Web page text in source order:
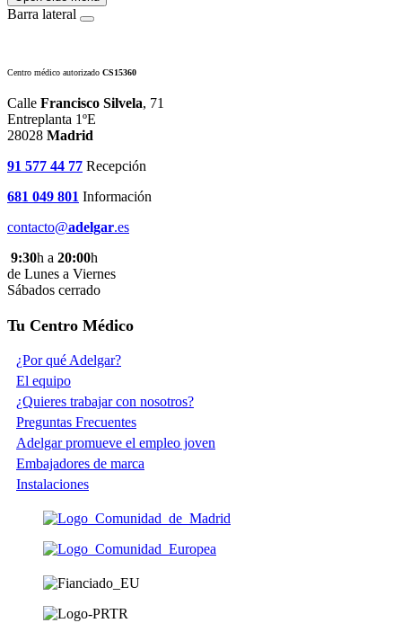
Barra lateral
Centro médico autorizado CS15360
Calle Francisco Silvela, 71
Entreplanta 1ºE
28028 Madrid
91 577 44 77 Recepción
681 049 801 Información
contacto@adelgar.es
9:30h a 20:00h
de Lunes a Viernes
Sábados cerrado
Tu Centro Médico
¿Por qué Adelgar?
El equipo
¿Quieres trabajar con nosotros?
Preguntas Frecuentes
Adelgar promueve el empleo joven
Embajadores de marca
Instalaciones